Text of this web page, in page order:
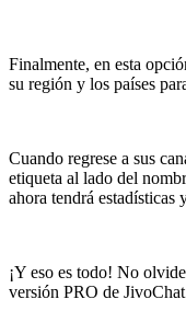
Finalmente, en esta
su región y los países
Cuando regrese a sus
etiqueta al lado del
ahora tendrá estadísticas
¡Y eso es todo! No
versión PRO de